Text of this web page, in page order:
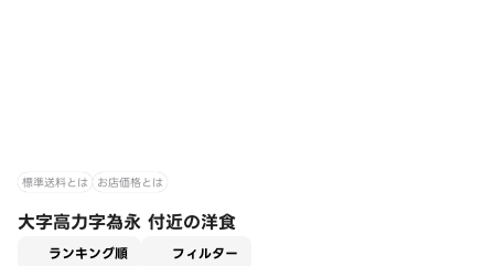
標準送料とは お店価格とは
大字高力字為永 付近の洋食
ランキング順 フィルター